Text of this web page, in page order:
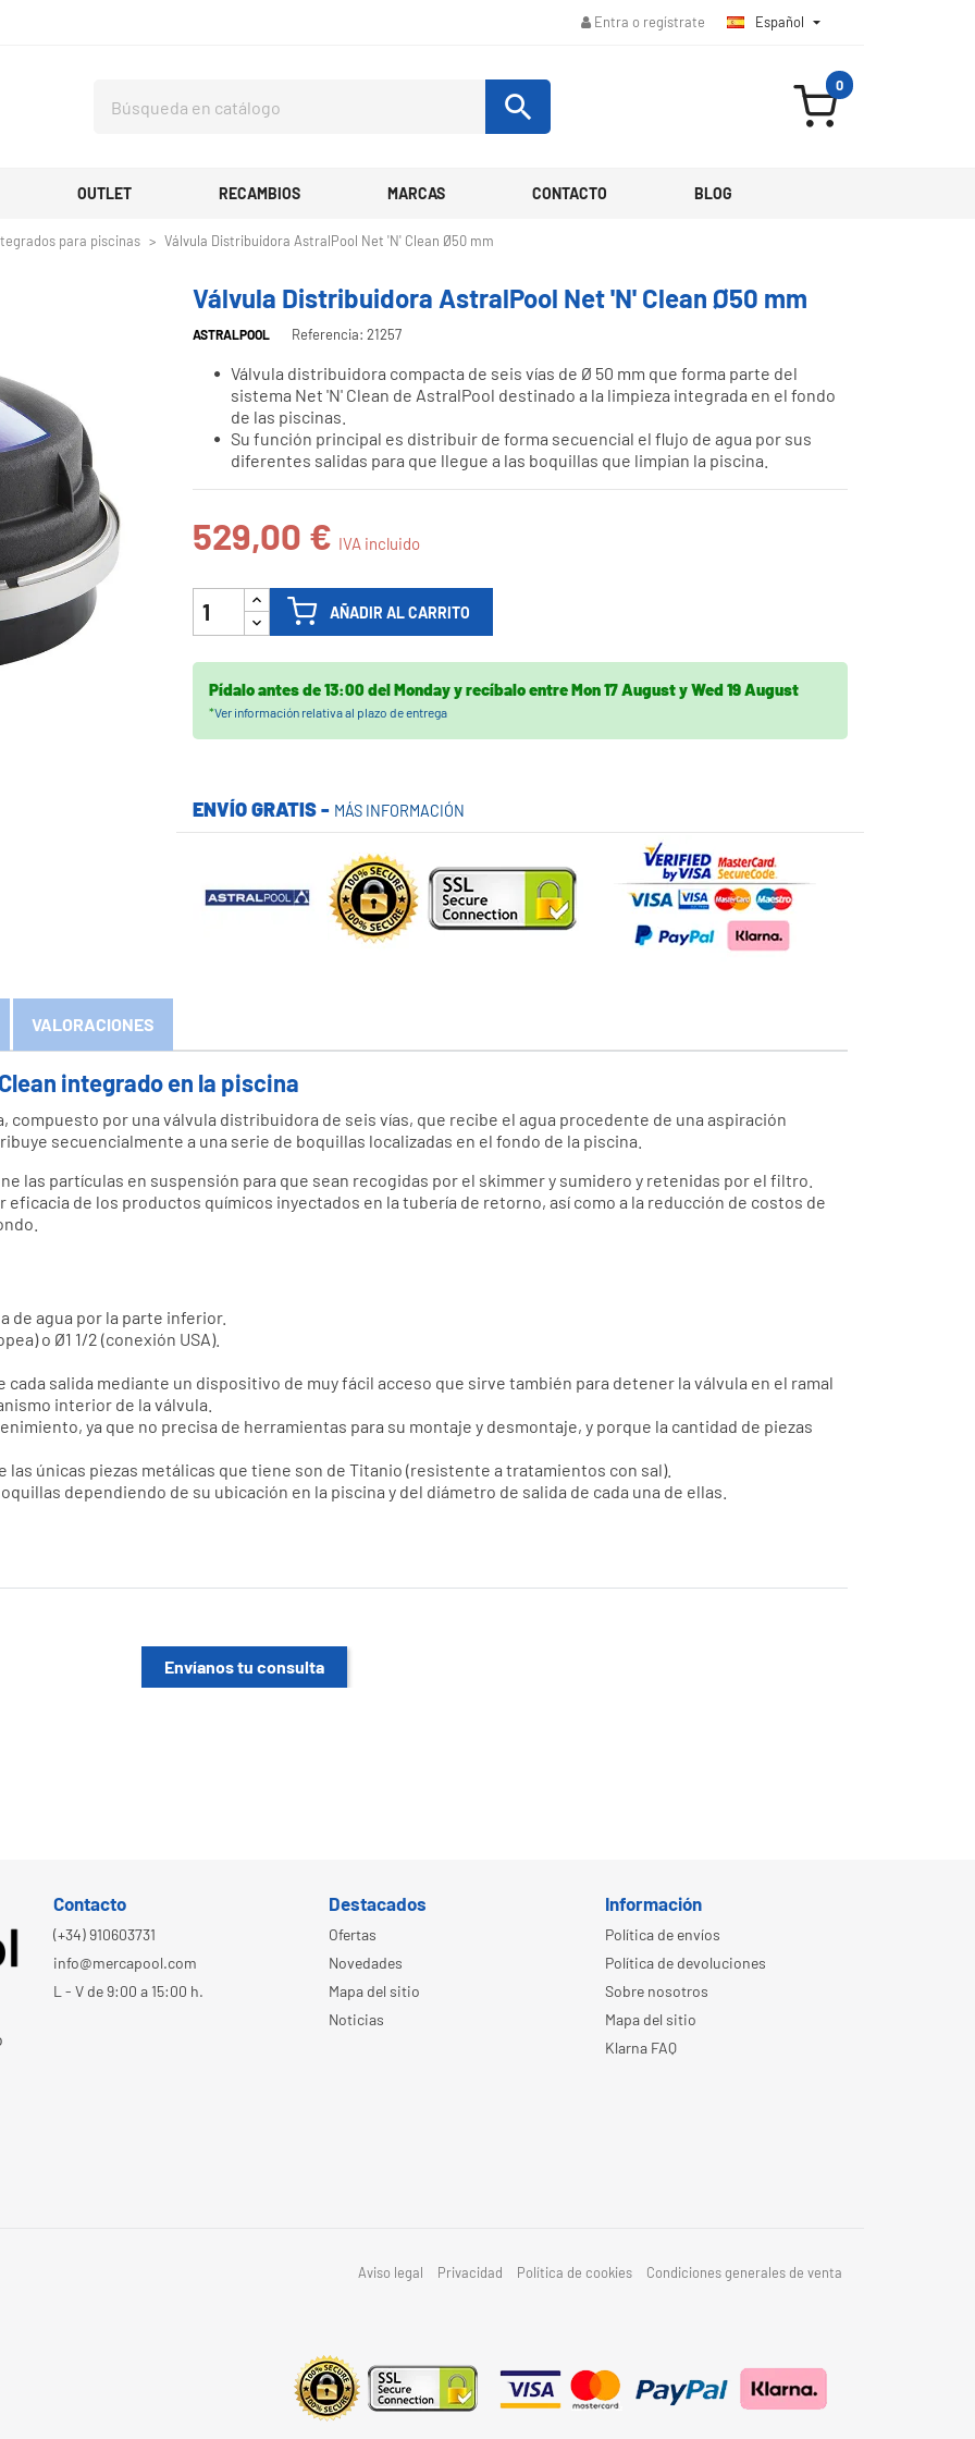
Entra o regístrate Español 

0
OUTLET RECAMBIOS MARCAS CONTACTO BLOG
para piscinas Válvula Distribuidora AstralPool Net 'N' Clean Ø50 mm

Válvula Distribuidora AstralPool Net 'N' Clean Ø50 mm
ASTRALPOOL Referencia: 21257
Válvula distribuidora compacta de seis vías de Ø 50 mm que forma parte del
sistema Net 'N' Clean de AstralPool destinado a la limpieza integrada en el fondo
de las piscinas.
Su función principal es distribuir de forma secuencial el flujo de agua por sus
diferentes salidas para que llegue a las boquillas que limpian la piscina.
529,00 € IVA incluido
AÑADIR AL CARRITO
Pídalo antes de13:00 del Mondayy recíbaloentreMon 17 AugustyWed 19 August
*Ver información relativa al plazo de entrega
ENVÍO GRATIS - MÁS INFORMACIÓN
VALORACIONES
integrado en la piscina
compuesto por una válvula distribuidora de seis vías, que recibe el agua procedente de una aspiración
secuencialmente a una serie de boquillas localizadas en el fondo de la piscina.
las partículas en suspensión para que sean recogidas por el skimmer y sumidero y retenidas por el filtro.
de los productos químicos inyectados en la tubería de retorno, así como a la reducción de costos de
de agua por la parte inferior.
o Ø1 1/2 (conexión USA).
salida mediante un dispositivo de muy fácil acceso que sirve también para detener la válvula en el ramal
interior de la válvula.
ya que no precisa de herramientas para su montaje y desmontaje, y porque la cantidad de piezas
las únicas piezas metálicas que tiene son de Titanio (resistente a tratamientos con sal).
dependiendo de su ubicación en la piscina y del diámetro de salida de cada una de ellas.
Envíanos tu consulta
Contacto
(+34) 910603731
info@mercapool.com
L - V de 9:00 a 15:00 h.
Destacados
Ofertas
Novedades
Mapa del sitio
Noticias
Información
Política de envíos
Política de devoluciones
Sobre nosotros
Mapa del sitio
Klarna FAQ
Aviso legal Privacidad Política de cookies Condiciones generales de venta